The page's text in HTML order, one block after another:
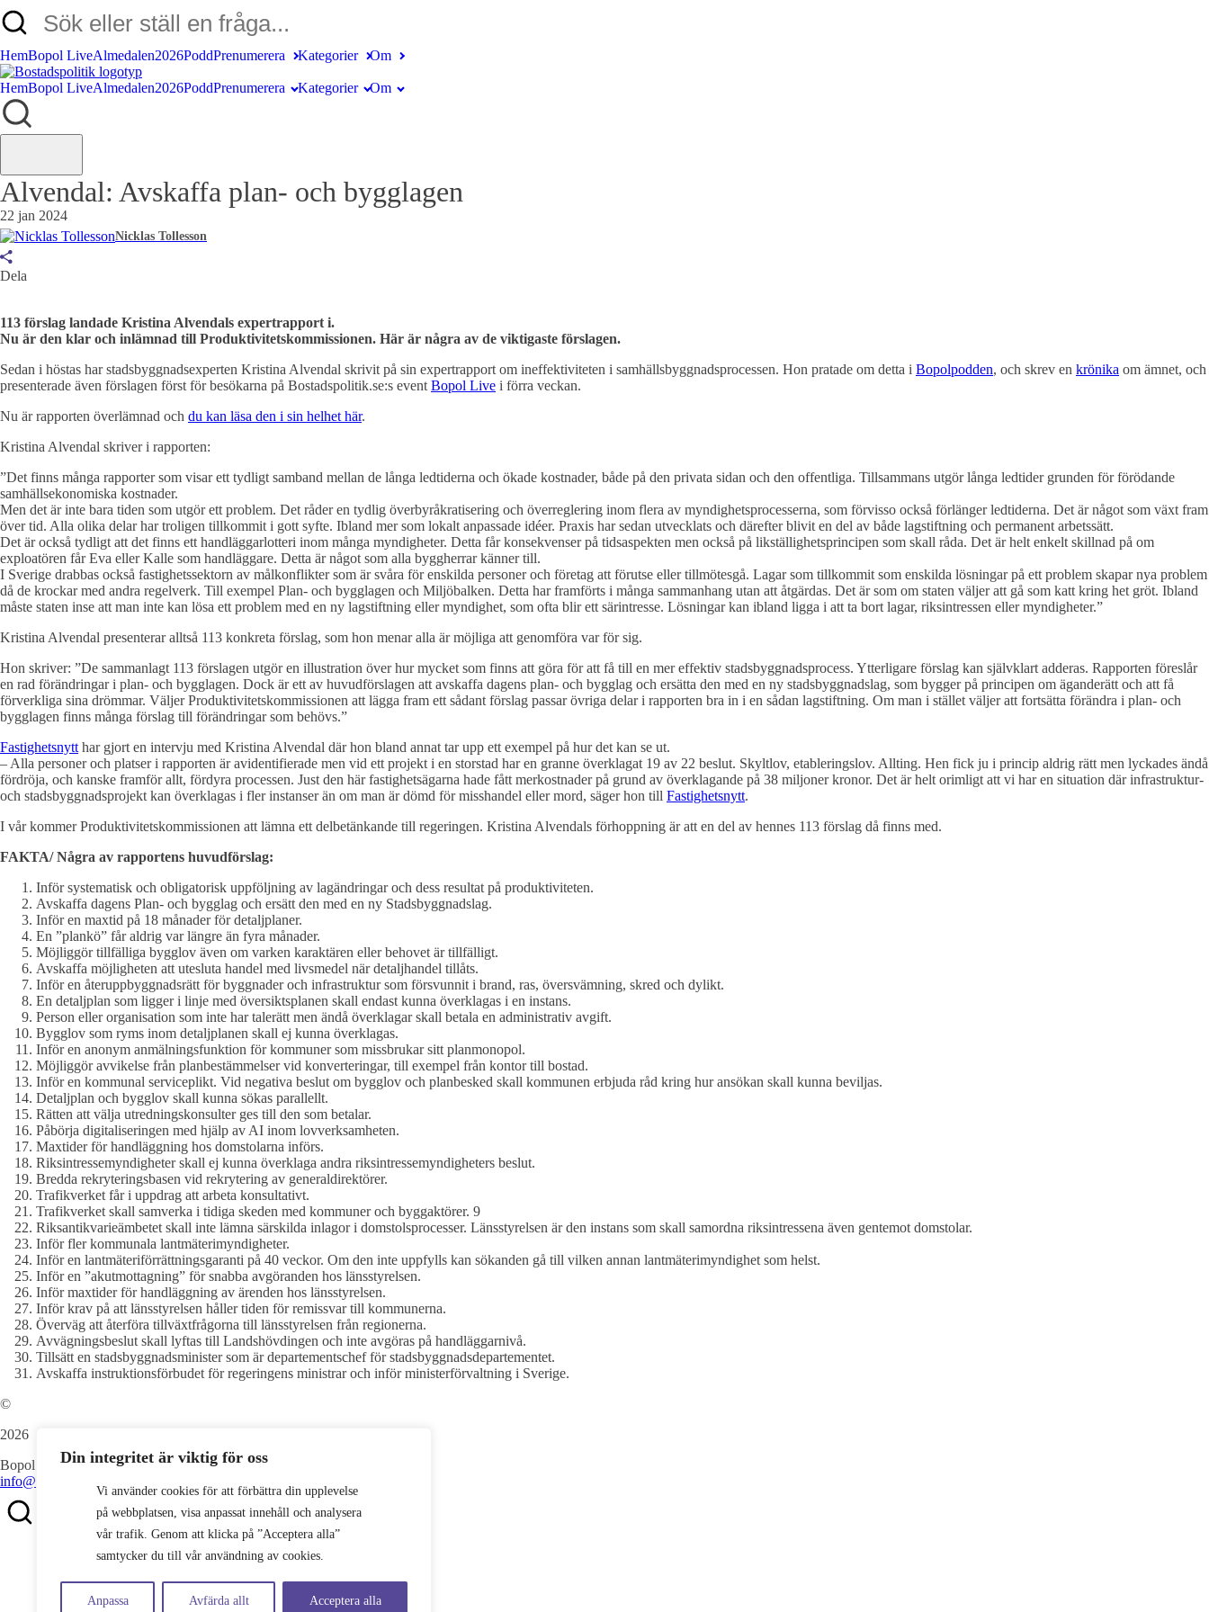
Din integritet är viktig för oss
Vi använder cookies för att förbättra din upplevelse
på webbplatsen, visa anpassat innehåll och analysera
vår trafik. Genom att klicka på ”Acceptera alla”
samtycker du till vår användning av cookies.
Anpassa Avfärda allt Acceptera alla
HemBopol LiveAlmedalen2026PoddPrenumerera Kategorier Om
HemBopol LiveAlmedalen2026PoddPrenumerera Kategorier Om
Alvendal: Avskaffa plan- och bygglagen
22 jan 2024
Nicklas Tollesson
Dela
113 förslag landade Kristina Alvendals expertrapport i.
Nu är den klar och inlämnad till Produktivitetskommissionen. Här är några av de viktigaste förslagen.
Sedan i höstas har stadsbyggnadsexperten Kristina Alvendal skrivit på sin expertrapport om ineffektiviteten i samhällsbyggnadsprocessen. Hon pratade om detta i Bopolpodden, och skrev en krönika om ämnet, och
presenterade även förslagen först för besökarna på Bostadspolitik.se:s event Bopol Live i förra veckan.
Nu är rapporten överlämnad och du kan läsa den i sin helhet här.
Kristina Alvendal skriver i rapporten:
”Det finns många rapporter som visar ett tydligt samband mellan de långa ledtiderna och ökade kostnader, både på den privata sidan och den offentliga. Tillsammans utgör långa ledtider grunden för förödande
samhällsekonomiska kostnader.
Men det är inte bara tiden som utgör ett problem. Det råder en tydlig överbyråkratisering och överreglering inom flera av myndighetsprocesserna, som förvisso också förlänger ledtiderna. Det är något som växt fram
över tid. Alla olika delar har troligen tillkommit i gott syfte. Ibland mer som lokalt anpassade idéer. Praxis har sedan utvecklats och därefter blivit en del av både lagstiftning och permanent arbetssätt.
Det är också tydligt att det finns ett handläggarlotteri inom många myndigheter. Detta får konsekvenser på tidsaspekten men också på likställighetsprincipen som skall råda. Det är helt enkelt skillnad på om
exploatören får Eva eller Kalle som handläggare. Detta är något som alla byggherrar känner till.
I Sverige drabbas också fastighetssektorn av målkonflikter som är svåra för enskilda personer och företag att förutse eller tillmötesgå. Lagar som tillkommit som enskilda lösningar på ett problem skapar nya problem
då de krockar med andra regelverk. Till exempel Plan- och bygglagen och Miljöbalken. Detta har framförts i många sammanhang utan att åtgärdas. Det är som om staten väljer att gå som katt kring het gröt. Ibland
måste staten inse att man inte kan lösa ett problem med en ny lagstiftning eller myndighet, som ofta blir ett särintresse. Lösningar kan ibland ligga i att ta bort lagar, riksintressen eller myndigheter.”
Kristina Alvendal presenterar alltså 113 konkreta förslag, som hon menar alla är möjliga att genomföra var för sig.
Hon skriver: ”De sammanlagt 113 förslagen utgör en illustration över hur mycket som finns att göra för att få till en mer effektiv stadsbyggnadsprocess. Ytterligare förslag kan självklart adderas. Rapporten föreslår
en rad förändringar i plan- och bygglagen. Dock är ett av huvudförslagen att avskaffa dagens plan- och bygglag och ersätta den med en ny stadsbyggnadslag, som bygger på principen om äganderätt och att få
förverkliga sina drömmar. Väljer Produktivitetskommissionen att lägga fram ett sådant förslag passar övriga delar i rapporten bra in i en sådan lagstiftning. Om man i stället väljer att fortsätta förändra i plan- och
bygglagen finns många förslag till förändringar som behövs.”
Fastighetsnytt har gjort en intervju med Kristina Alvendal där hon bland annat tar upp ett exempel på hur det kan se ut.
– Alla personer och platser i rapporten är avidentifierade men vid ett projekt i en storstad har en granne överklagat 19 av 22 beslut. Skyltlov, etableringslov. Allting. Hen fick ju i princip aldrig rätt men lyckades ändå
fördröja, och kanske framför allt, fördyra processen. Just den här fastighetsägarna hade fått merkostnader på grund av överklagande på 38 miljoner kronor. Det är helt orimligt att vi har en situation där infrastruktur-
och stadsbyggnadsprojekt kan överklagas i fler instanser än om man är dömd för misshandel eller mord, säger hon till Fastighetsnytt.
I vår kommer Produktivitetskommissionen att lämna ett delbetänkande till regeringen. Kristina Alvendals förhoppning är att en del av hennes 113 förslag då finns med.
FAKTA/ Några av rapportens huvudförslag:
Inför systematisk och obligatorisk uppföljning av lagändringar och dess resultat på produktiviteten.
Avskaffa dagens Plan- och bygglag och ersätt den med en ny Stadsbyggnadslag.
Inför en maxtid på 18 månader för detaljplaner.
En ”plankö” får aldrig var längre än fyra månader.
Möjliggör tillfälliga bygglov även om varken karaktären eller behovet är tillfälligt.
Avskaffa möjligheten att utesluta handel med livsmedel när detaljhandel tillåts.
Inför en återuppbyggnadsrätt för byggnader och infrastruktur som försvunnit i brand, ras, översvämning, skred och dylikt.
En detaljplan som ligger i linje med översiktsplanen skall endast kunna överklagas i en instans.
Person eller organisation som inte har talerätt men ändå överklagar skall betala en administrativ avgift.
Bygglov som ryms inom detaljplanen skall ej kunna överklagas.
Inför en anonym anmälningsfunktion för kommuner som missbrukar sitt planmonopol.
Möjliggör avvikelse från planbestämmelser vid konverteringar, till exempel från kontor till bostad.
Inför en kommunal serviceplikt. Vid negativa beslut om bygglov och planbesked skall kommunen erbjuda råd kring hur ansökan skall kunna beviljas.
Detaljplan och bygglov skall kunna sökas parallellt.
Rätten att välja utredningskonsulter ges till den som betalar.
Påbörja digitaliseringen med hjälp av AI inom lovverksamheten.
Maxtider för handläggning hos domstolarna införs.
Riksintressemyndigheter skall ej kunna överklaga andra riksintressemyndigheters beslut.
Bredda rekryteringsbasen vid rekrytering av generaldirektörer.
Trafikverket får i uppdrag att arbeta konsultativt.
Trafikverket skall samverka i tidiga skeden med kommuner och byggaktörer. 9
Riksantikvarieämbetet skall inte lämna särskilda inlagor i domstolsprocesser. Länsstyrelsen är den instans som skall samordna riksintressena även gentemot domstolar.
Inför fler kommunala lantmäterimyndigheter.
Inför en lantmäteriförrättningsgaranti på 40 veckor. Om den inte uppfylls kan sökanden gå till vilken annan lantmäterimyndighet som helst.
Inför en ”akutmottagning” för snabba avgöranden hos länsstyrelsen.
Inför maxtider för handläggning av ärenden hos länsstyrelsen.
Inför krav på att länsstyrelsen håller tiden för remissvar till kommunerna.
Överväg att återföra tillväxtfrågorna till länsstyrelsen från regionerna.
Avvägningsbeslut skall lyftas till Landshövdingen och inte avgöras på handläggarnivå.
Tillsätt en stadsbyggnadsminister som är departementschef för stadsbyggnadsdepartementet.
Avskaffa instruktionsförbudet för regeringens ministrar och inför ministerförvaltning i Sverige.
©
2026
Bopol AB
info@bostadspolitik.se